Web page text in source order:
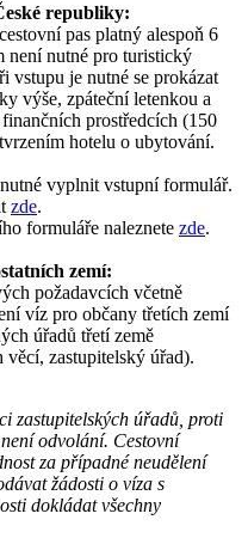
republiky:
pas platný alespoň 6
není nutné pro turistický
vstupu je nutné se prokázat
výše, zpáteční letenkou a
prostředcích (150
hotelu o ubytování.
vyplnit vstupní formulář.
zde.
formuláře naleznete zde.
zemí:
požadavcích včetně
víz pro občany třetích zemí
úřadů třetí země
věcí, zastupitelský úřad).
zastupitelských úřadů, proti
odvolání. Cestovní
za případné neudělení
žádosti o víza s
dokládat všechny